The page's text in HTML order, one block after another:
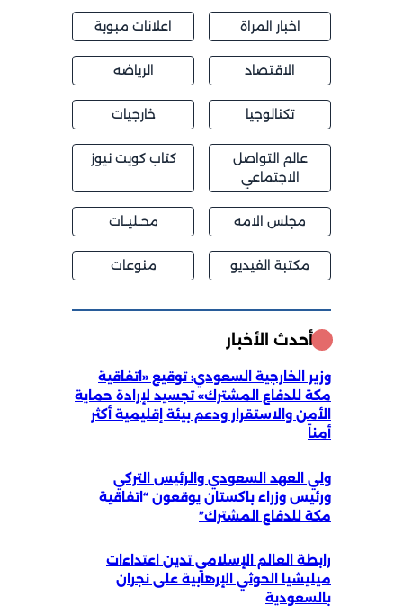
اخبار المراة اعلانات مبوبة
الاقتصاد الرياضه
تكنالوجيا خارجيات
عالم التواصل
الاجتماعي
كتاب كويت نيوز
مجلس الامه محــليــات
مكتبة الفيديو منوعات
أحدث الأخبار
وزير الخارجية السعودي: توقيع «اتفاقية
مكة للدفاع المشترك» تجسيد لإرادة حماية
الأمن والاستقرار ودعم بيئة إقليمية أكثر
أمناً
ولي العهد السعودي والرئيس التركي
ورئيس وزراء باكستان يوقعون “اتفاقية
مكة للدفاع المشترك”
رابطة العالم الإسلامي تدين اعتداءات
ميليشيا الحوثي الإرهابية على نجران
بالسعودية